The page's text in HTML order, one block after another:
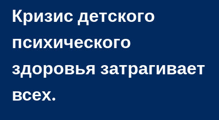
Кризис детского
психического
здоровья затрагивает
всех.